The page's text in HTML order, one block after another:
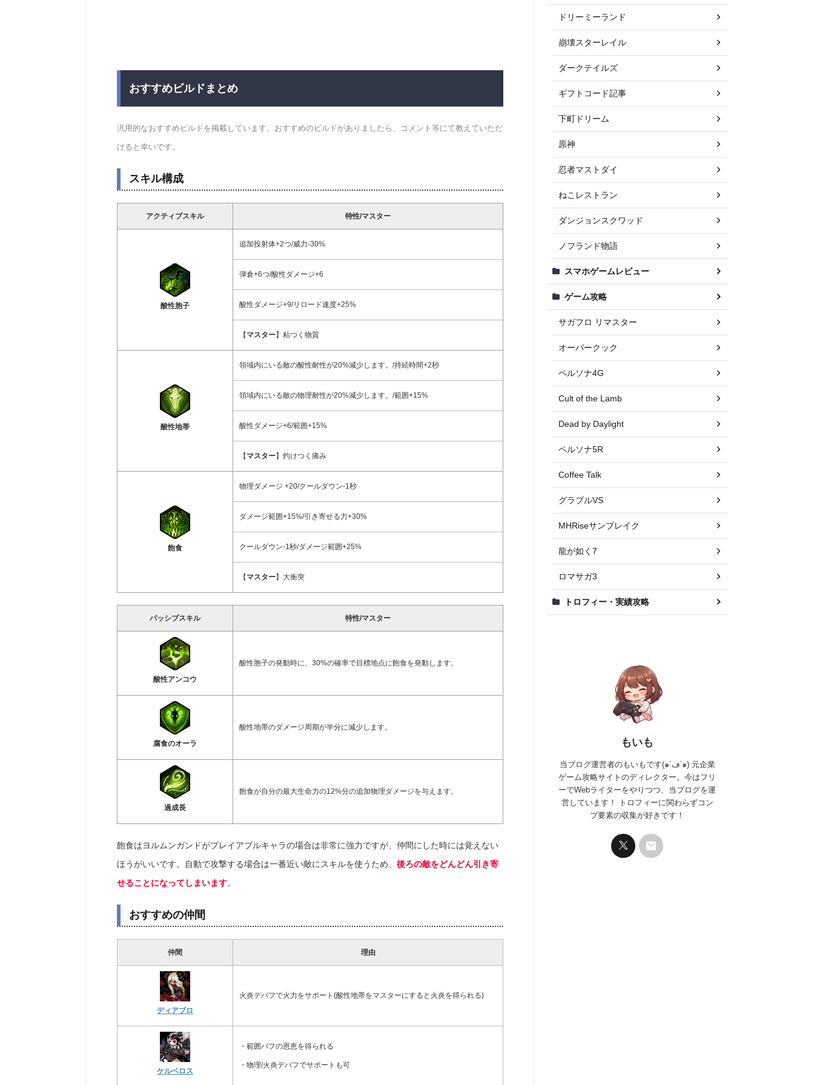
おすすめビルドまとめ
汎用的なおすすめビルドを掲載しています。おすすめのビルドがありましたら、コメント等にて教えていただ
けると幸いです。
スキル構成
アクティブスキル 特性/マスター
酸性胞子
追加投射体+2つ/威力-30%
弾倉+6つ/酸性ダメージ+6
酸性ダメージ+9/リロード速度+25%
【マスター】粘つく物質
酸性地帯
領域内にいる敵の酸性耐性が20%減少します。/持続時間+2秒
領域内にいる敵の物理耐性が20%減少します。/範囲+15%
酸性ダメージ+6/範囲+15%
【マスター】灼けつく痛み
飽食
物理ダメージ +20/クールダウン-1秒
ダメージ範囲+15%/引き寄せる力+30%
クールダウン-1秒/ダメージ範囲+25%
【マスター】大衝突
パッシブスキル 特性/マスター
酸性アンコウ
酸性胞子の発動時に、30%の確率で目標地点に飽食を発動します。
腐食のオーラ
酸性地帯のダメージ周期が半分に減少します。
過成長
飽食が自分の最大生命力の12%分の追加物理ダメージを与えます。
飽食はヨルムンガンドがプレイアブルキャラの場合は非常に強力ですが、仲間にした時には覚えない
ほうがいいです。自動で攻撃する場合は一番近い敵にスキルを使うため、 後ろの敵をどんどん引き寄
せることになってしまいます。
おすすめの仲間
仲間 理由
ディアブロ
火炎デバフで火力をサポート(酸性地帯をマスターにすると火炎を得られる)
ケルベロス
・範囲バフの恩恵を得られる
・物理/火炎デバフでサポートも可
ドリーミーランド
崩壊スターレイル
ダークテイルズ
ギフトコード記事
下町ドリーム
原神
忍者マストダイ
ねこレストラン
ダンジョンスクワッド
ノフランド物語
スマホゲームレビュー
ゲーム攻略
サガフロ リマスター
オーバークック
ペルソナ4G
Cult of the Lamb
Dead by Daylight
ペルソナ5R
Coffee Talk
グラブルVS
MHRiseサンブレイク
龍が如く7
ロマサガ3
トロフィー・実績攻略
もいも
当ブログ運営者のもいもです(๑´ڡ`๑) 元企業
ゲーム攻略サイトのディレクター。今はフリ
ーでWebライターをやりつつ、当ブログを運
営しています！ トロフィーに関わらずコン
プ要素の収集が好きです！